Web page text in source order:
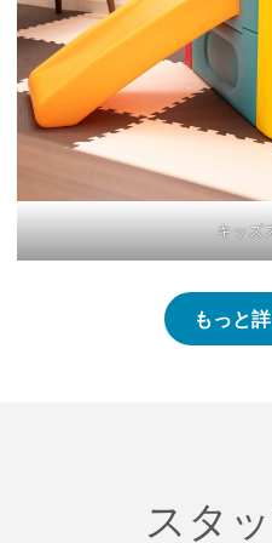
キッズ
もっと
スタ